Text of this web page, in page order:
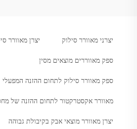
יצרני מאוורר סילוק יצרן מאוורר
ספק מאווררים מוצאים מסין
ספק מאוורר סילוק לתחום ההזנה המפעלי
מאוורר אקסטרקטור לתחום ההזנה של
יצרן מאוורר מוצאי אבק בקיבולת גבוהה